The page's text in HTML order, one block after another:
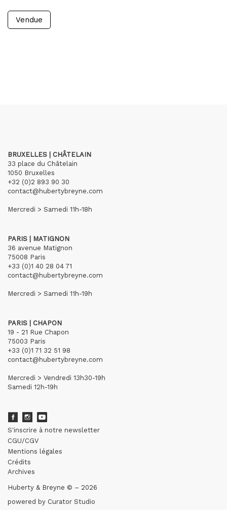
Vendue
BRUXELLES | CHÂTELAIN
33 place du Châtelain
1050 Bruxelles
+32 (0)2 893 90 30
contact@hubertybreyne.com
Mercredi > Samedi 11h-18h
PARIS | MATIGNON
36 avenue Matignon
75008 Paris
+33 (0)1 40 28 04 71
contact@hubertybreyne.com
Mercredi > Samedi 11h-19h
PARIS | CHAPON
19 - 21 Rue Chapon
75003 Paris
+33 (0)1 71 32 51 98
contact@hubertybreyne.com
Mercredi > Vendredi 13h30-19h
Samedi 12h-19h
S'inscrire à notre newsletter
CGU/CGV
Mentions légales
Crédits
Archives
Huberty & Breyne © – 2026
powered by Curator Studio